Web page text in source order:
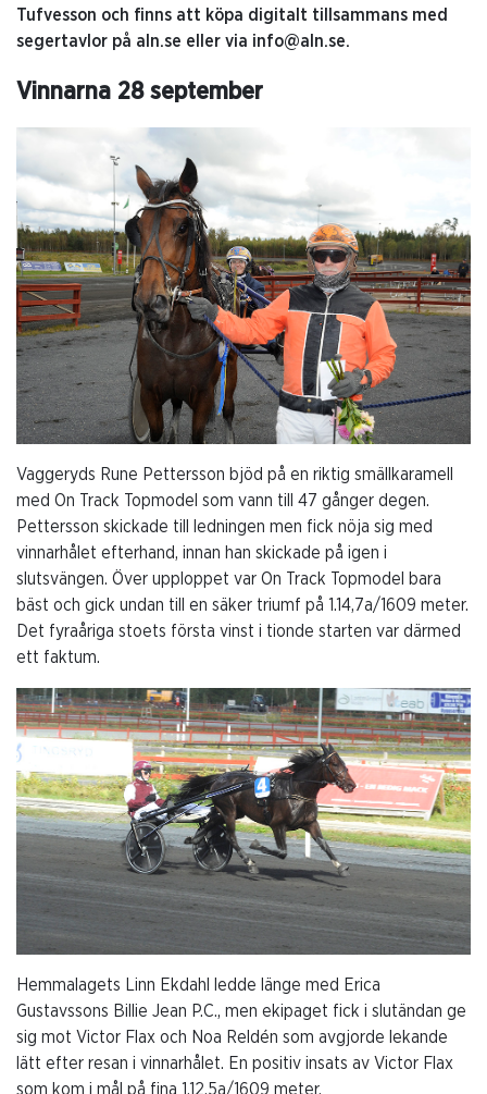
Tufvesson och finns att köpa digitalt tillsammans med
segertavlor på aln.se eller via info@aln.se.
Vinnarna 28 september
Vaggeryds Rune Pettersson bjöd på en riktig smällkaramell
med On Track Topmodel som vann till 47 gånger degen.
Pettersson skickade till ledningen men fick nöja sig med
vinnarhålet efterhand, innan han skickade på igen i
slutsvängen. Över upploppet var On Track Topmodel bara
bäst och gick undan till en säker triumf på 1.14,7a/1609 meter.
Det fyraåriga stoets första vinst i tionde starten var därmed
ett faktum.
Hemmalagets Linn Ekdahl ledde länge med Erica
Gustavssons Billie Jean P.C., men ekipaget fick i slutändan ge
sig mot Victor Flax och Noa Reldén som avgjorde lekande
lätt efter resan i vinnarhålet. En positiv insats av Victor Flax
som kom i mål på fina 1.12,5a/1609 meter.